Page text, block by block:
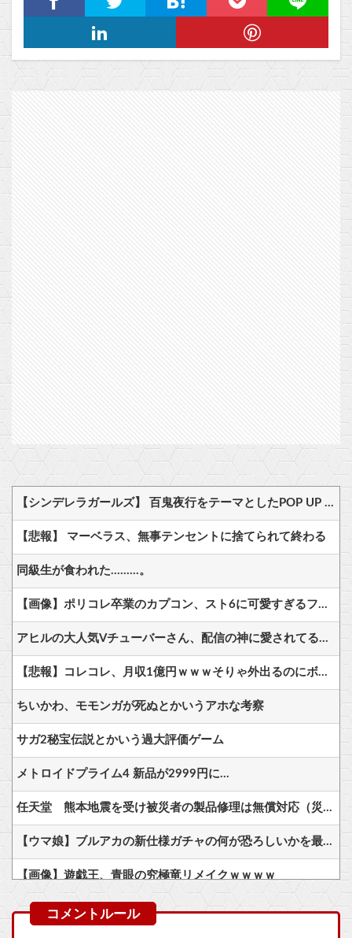
【シンデレラガールズ】 百鬼夜行をテーマとしたPOP UP SHOPが東京・大阪にて開催
【悲報】 マーベラス、無事テンセントに捨てられて終わる
同級生が食われた………。
【画像】ポリコレ卒業のカプコン、スト6に可愛すぎるフィリピン人キャラ実装！
アヒルの大人気Vチューバーさん、配信の神に愛されてるとしか思えない確率の偏りｗ
【悲報】コレコレ、月収1億円ｗｗｗそりゃ外出るのにボディガードつけるわ…
ちいかわ、モモンガが死ぬとかいうアホな考察
サガ2秘宝伝説とかいう過大評価ゲーム
メトロイドプライム4 新品が2999円に…
任天堂 熊本地震を受け被災者の製品修理は無償対応（災害救助法適用地域） 義援金5000万円寄付
【ウマ娘】ブルアカの新仕様ガチャの何が恐ろしいかを最近のウマ娘ガチャに例えると…地獄だな？
【画像】遊戯王、青眼の究極竜リメイクｗｗｗｗ
【艦これ】今から提督に着任するなら皆吹雪初期艦なんだろうか